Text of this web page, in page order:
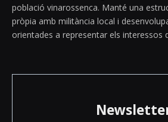
població vinarossenca. Manté una
pròpia amb militància local i
orientades a representar els interessos